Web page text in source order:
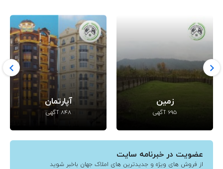
آپارتمان
848 آگهی
تجاری
14 آگهی
عضویت در خبرنامه سایت
از فروش های ویژه و جدیدترین های املاک جهان باخبر شوید